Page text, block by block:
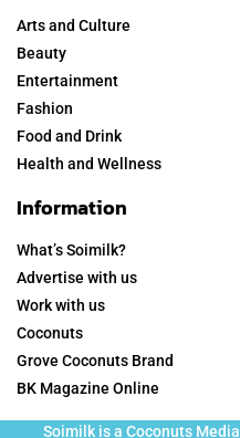
Arts and Culture
Beauty
Entertainment
Fashion
Food and Drink
Health and Wellness
Information
What’s Soimilk?
Advertise with us
Work with us
Coconuts
Grove Coconuts Brand
BK Magazine Online
Soimilk is a Coconuts